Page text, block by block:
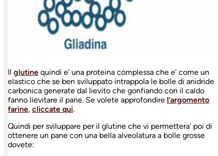
Il glutine quindi e’ una proteina complessa che e’ come un
elastico che se ben sviluppato intrappola le bolle di anidride
carbonica generate dal lievito che gonfiando con il caldo
fanno lievitare il pane. Se volete approfondire l’argomento
farine, cliccate qui.
Quindi per sviluppare per il glutine che vi permettera’ poi di
ottenere un pane con una bella alveolatura a bolle grosse
dovete: